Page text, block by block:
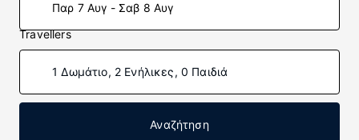
Παρ 7 Αυγ - Σαβ 8 Αυγ
Travellers
1 Δωμάτιο, 2 Ενήλικες, 0 Παιδιά
Αναζήτηση